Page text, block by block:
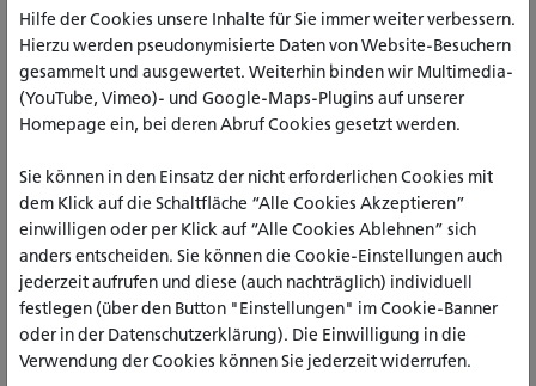
Sozialwesen, Prof.in Dr.in Andrea Tafferner, informierten
Prof.in Dr.in Ursula Böing und Prof. Dr. Kolja Heckes über die
zentralen Formate der Studiengänge und die anstehenden
Termine und Zeitpläne. Die teilnehmenden
Praxiseinrichtungen repräsentieren ein breites Spektrum
heilpädagogischer/inklusionspädagogischer
Handlungsfelder – von der offenen Kinder- und
Jugendarbeit über ambulante und stationäre
Wohnangebote, psychosoziale Beratungsstellen, Kitas und
Bildungseinrichtungen, erzieherische Hilfen, soziale Dienste
und andere Angebote der Eingliederungshilfe und weiterer
Sozialleistungsträger. 42 zukünftige Studierende der dualen
Studiengänge Heilpädagogik/Inklusive Pädagogik und
Hilfe der Cookies unsere Inhalte für Sie immer weiter verbessern.
Hierzu werden pseudonymisierte Daten von Website-Besuchern
gesammelt und ausgewertet. Weiterhin binden wir Multimedia-
(YouTube, Vimeo)- und Google-Maps-Plugins auf unserer
Homepage ein, bei deren Abruf Cookies gesetzt werden.
Sie können in den Einsatz der nicht erforderlichen Cookies mit
dem Klick auf die Schaltfläche “Alle Cookies Akzeptieren”
einwilligen oder per Klick auf “Alle Cookies Ablehnen” sich
anders entscheiden. Sie können die Cookie-Einstellungen auch
jederzeit aufrufen und diese (auch nachträglich) individuell
festlegen (über den Button "Einstellungen" im Cookie-Banner
oder in der Datenschutzerklärung). Die Einwilligung in die
Verwendung der Cookies können Sie jederzeit widerrufen.